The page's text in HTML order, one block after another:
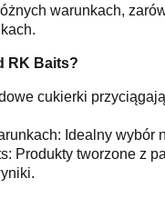
warunkach,
RK Baits?
cukierki
Idealny wybór
Produkty tworzone z